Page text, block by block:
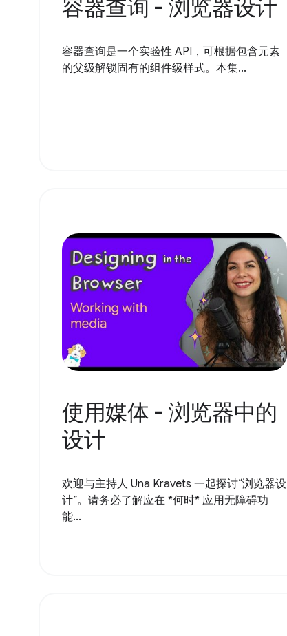
容器查询 - 浏览器设计
容器查询是一个实验性 API，可根据包含元素
的父级解锁固有的组件级样式。本集...
使用媒体 - 浏览器中的
设计
欢迎与主持人 Una Kravets 一起探讨“浏览器设
计”。请务必了解应在 *何时* 应用无障碍功
能...